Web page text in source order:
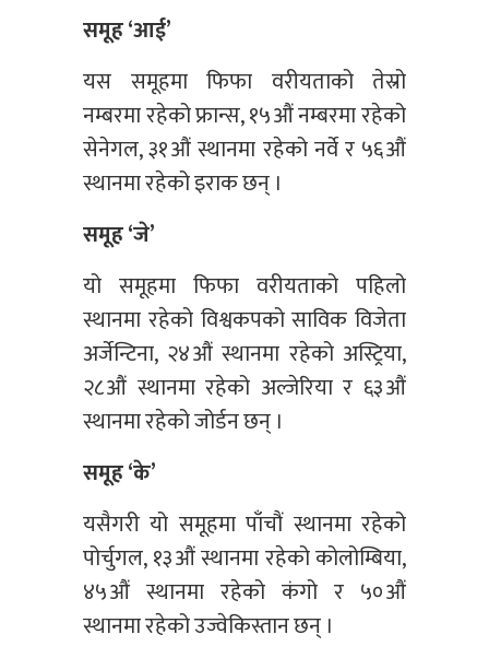
समूह ‘आई’
यस समूहमा फिफा वरीयताको तेस्रो
नम्बरमा रहेको फ्रान्स, १५औं नम्बरमा रहेको
सेनेगल, ३१औं स्थानमा रहेको नर्वे र ५६औं
स्थानमा रहेको इराक छन् ।
समूह ‘जे’
यो समूहमा फिफा वरीयताको पहिलो
स्थानमा रहेको विश्वकपको साविक विजेता
अर्जेन्टिना, २४औं स्थानमा रहेको अस्ट्रिया,
२८औं स्थानमा रहेको अल्जेरिया र ६३औं
स्थानमा रहेको जोर्डन छन् ।
समूह ‘के’
यसैगरी यो समूहमा पाँचौं स्थानमा रहेको
पोर्चुगल, १३औं स्थानमा रहेको कोलोम्बिया,
४५औं स्थानमा रहेको कंगो र ५०औं
स्थानमा रहेको उज्वेकिस्तान छन् ।